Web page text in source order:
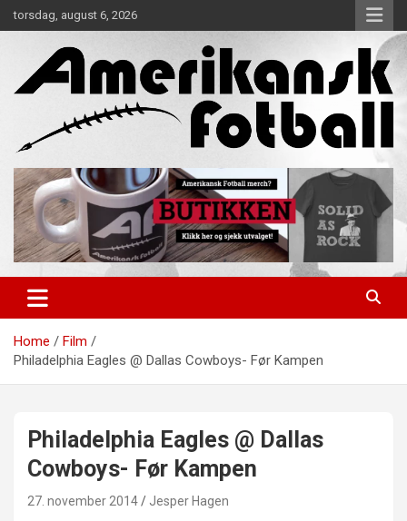
Skip
to
torsdag, august 6, 2026
Amerikansk Fotball
Home
Film
Philadelphia Eagles @ Dallas Cowboys- Før Kampen
Philadelphia Eagles @ Dallas
Cowboys- Før Kampen
27. november 2014 Jesper Hagen